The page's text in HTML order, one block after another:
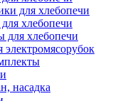
для хлебопечи
хлебопечи
хлебопечи
электромясорубок
насадка